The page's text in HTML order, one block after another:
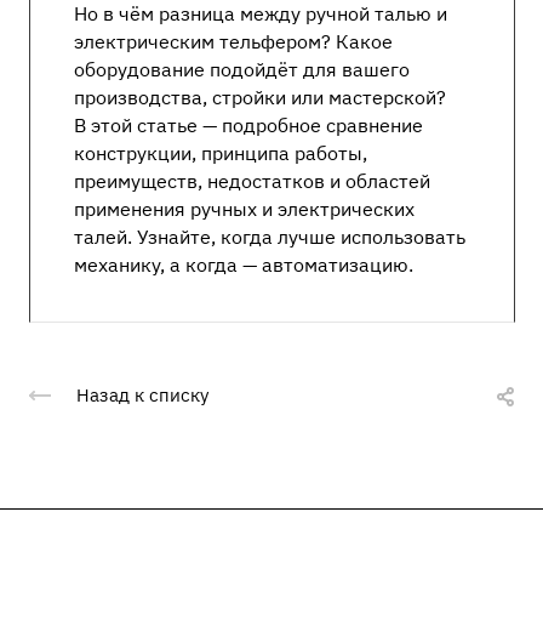
Но в чём разница между ручной талью и
электрическим тельфером? Какое
оборудование подойдёт для вашего
производства, стройки или мастерской?
В этой статье — подробное сравнение
конструкции, принципа работы,
преимуществ, недостатков и областей
применения ручных и электрических
талей. Узнайте, когда лучше использовать
механику, а когда — автоматизацию.
Назад к списку